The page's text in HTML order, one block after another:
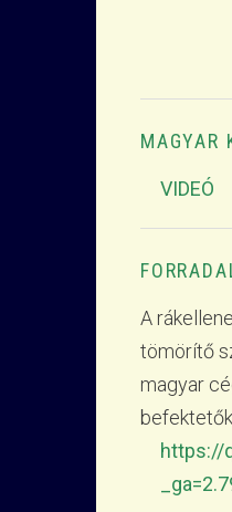
MAGYAR
VIDEÓ
A
tömörítő
magyar
https://